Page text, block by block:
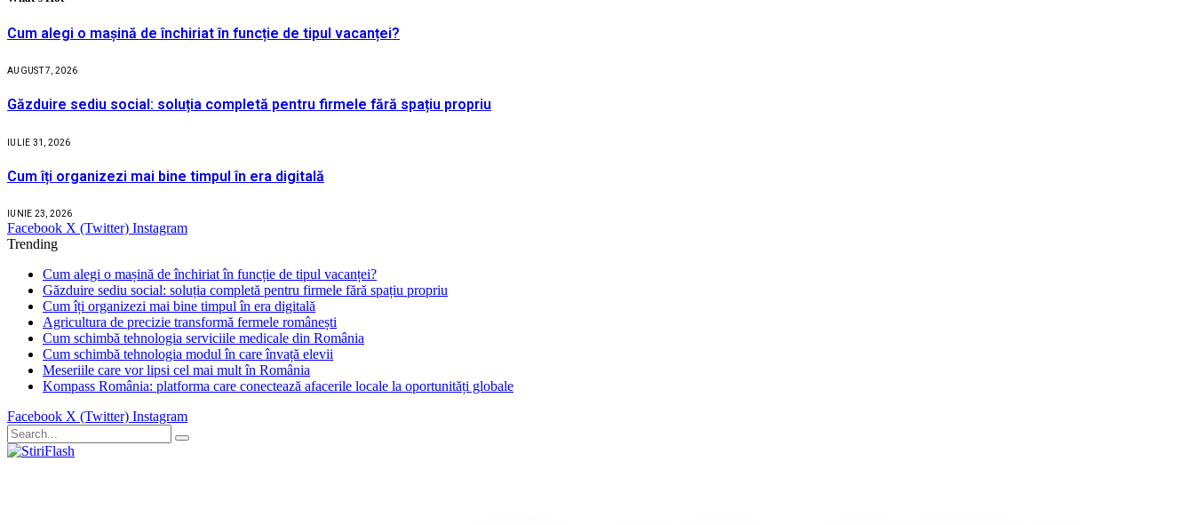
Cum alegi o mașină de închiriat în funcție de tipul vacanței?
AUGUST 7, 2026
Găzduire sediu social: soluția completă pentru firmele fără spațiu propriu
IULIE 31, 2026
Cum îți organizezi mai bine timpul în era digitală
IUNIE 23, 2026
Facebook X (Twitter) Instagram
Trending
Cum alegi o mașină de închiriat în funcție de tipul vacanței?
Găzduire sediu social: soluția completă pentru firmele fără spațiu propriu
Cum îți organizezi mai bine timpul în era digitală
Agricultura de precizie transformă fermele românești
Cum schimbă tehnologia serviciile medicale din România
Cum schimbă tehnologia modul în care învață elevii
Meseriile care vor lipsi cel mai mult în România
Kompass România: platforma care conectează afacerile locale la oportunități globale
Facebook X (Twitter) Instagram